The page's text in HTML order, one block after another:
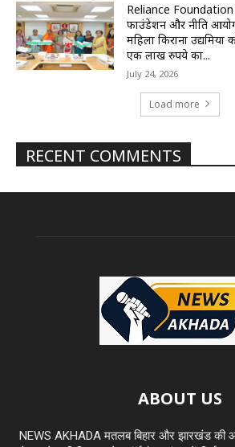
Reliance Foundation
फाउंडेशन और नीति
महिला किराना
एक लाख रुपये का...
July 24, 2026
Load more
RECENT COMMENTS
ABOUT US
NEWS AKHADA मतलब बिहार और झारखंड की